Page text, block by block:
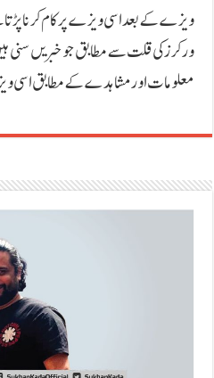
ویزے کے بعد اسی ویزے پر کام کرنا
ورکرز کی قلت سے مطابق جو خبریں سنی
معلومات اور مشاہدے کے مطابق اسی